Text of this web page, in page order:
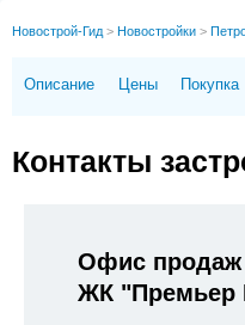
Новострой-Гид > Новостройки >
Описание Цены Покупка
Контакты
Офис продаж
ЖК "Премьер